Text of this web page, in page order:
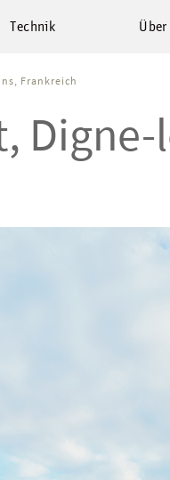
Technik
Frankreich